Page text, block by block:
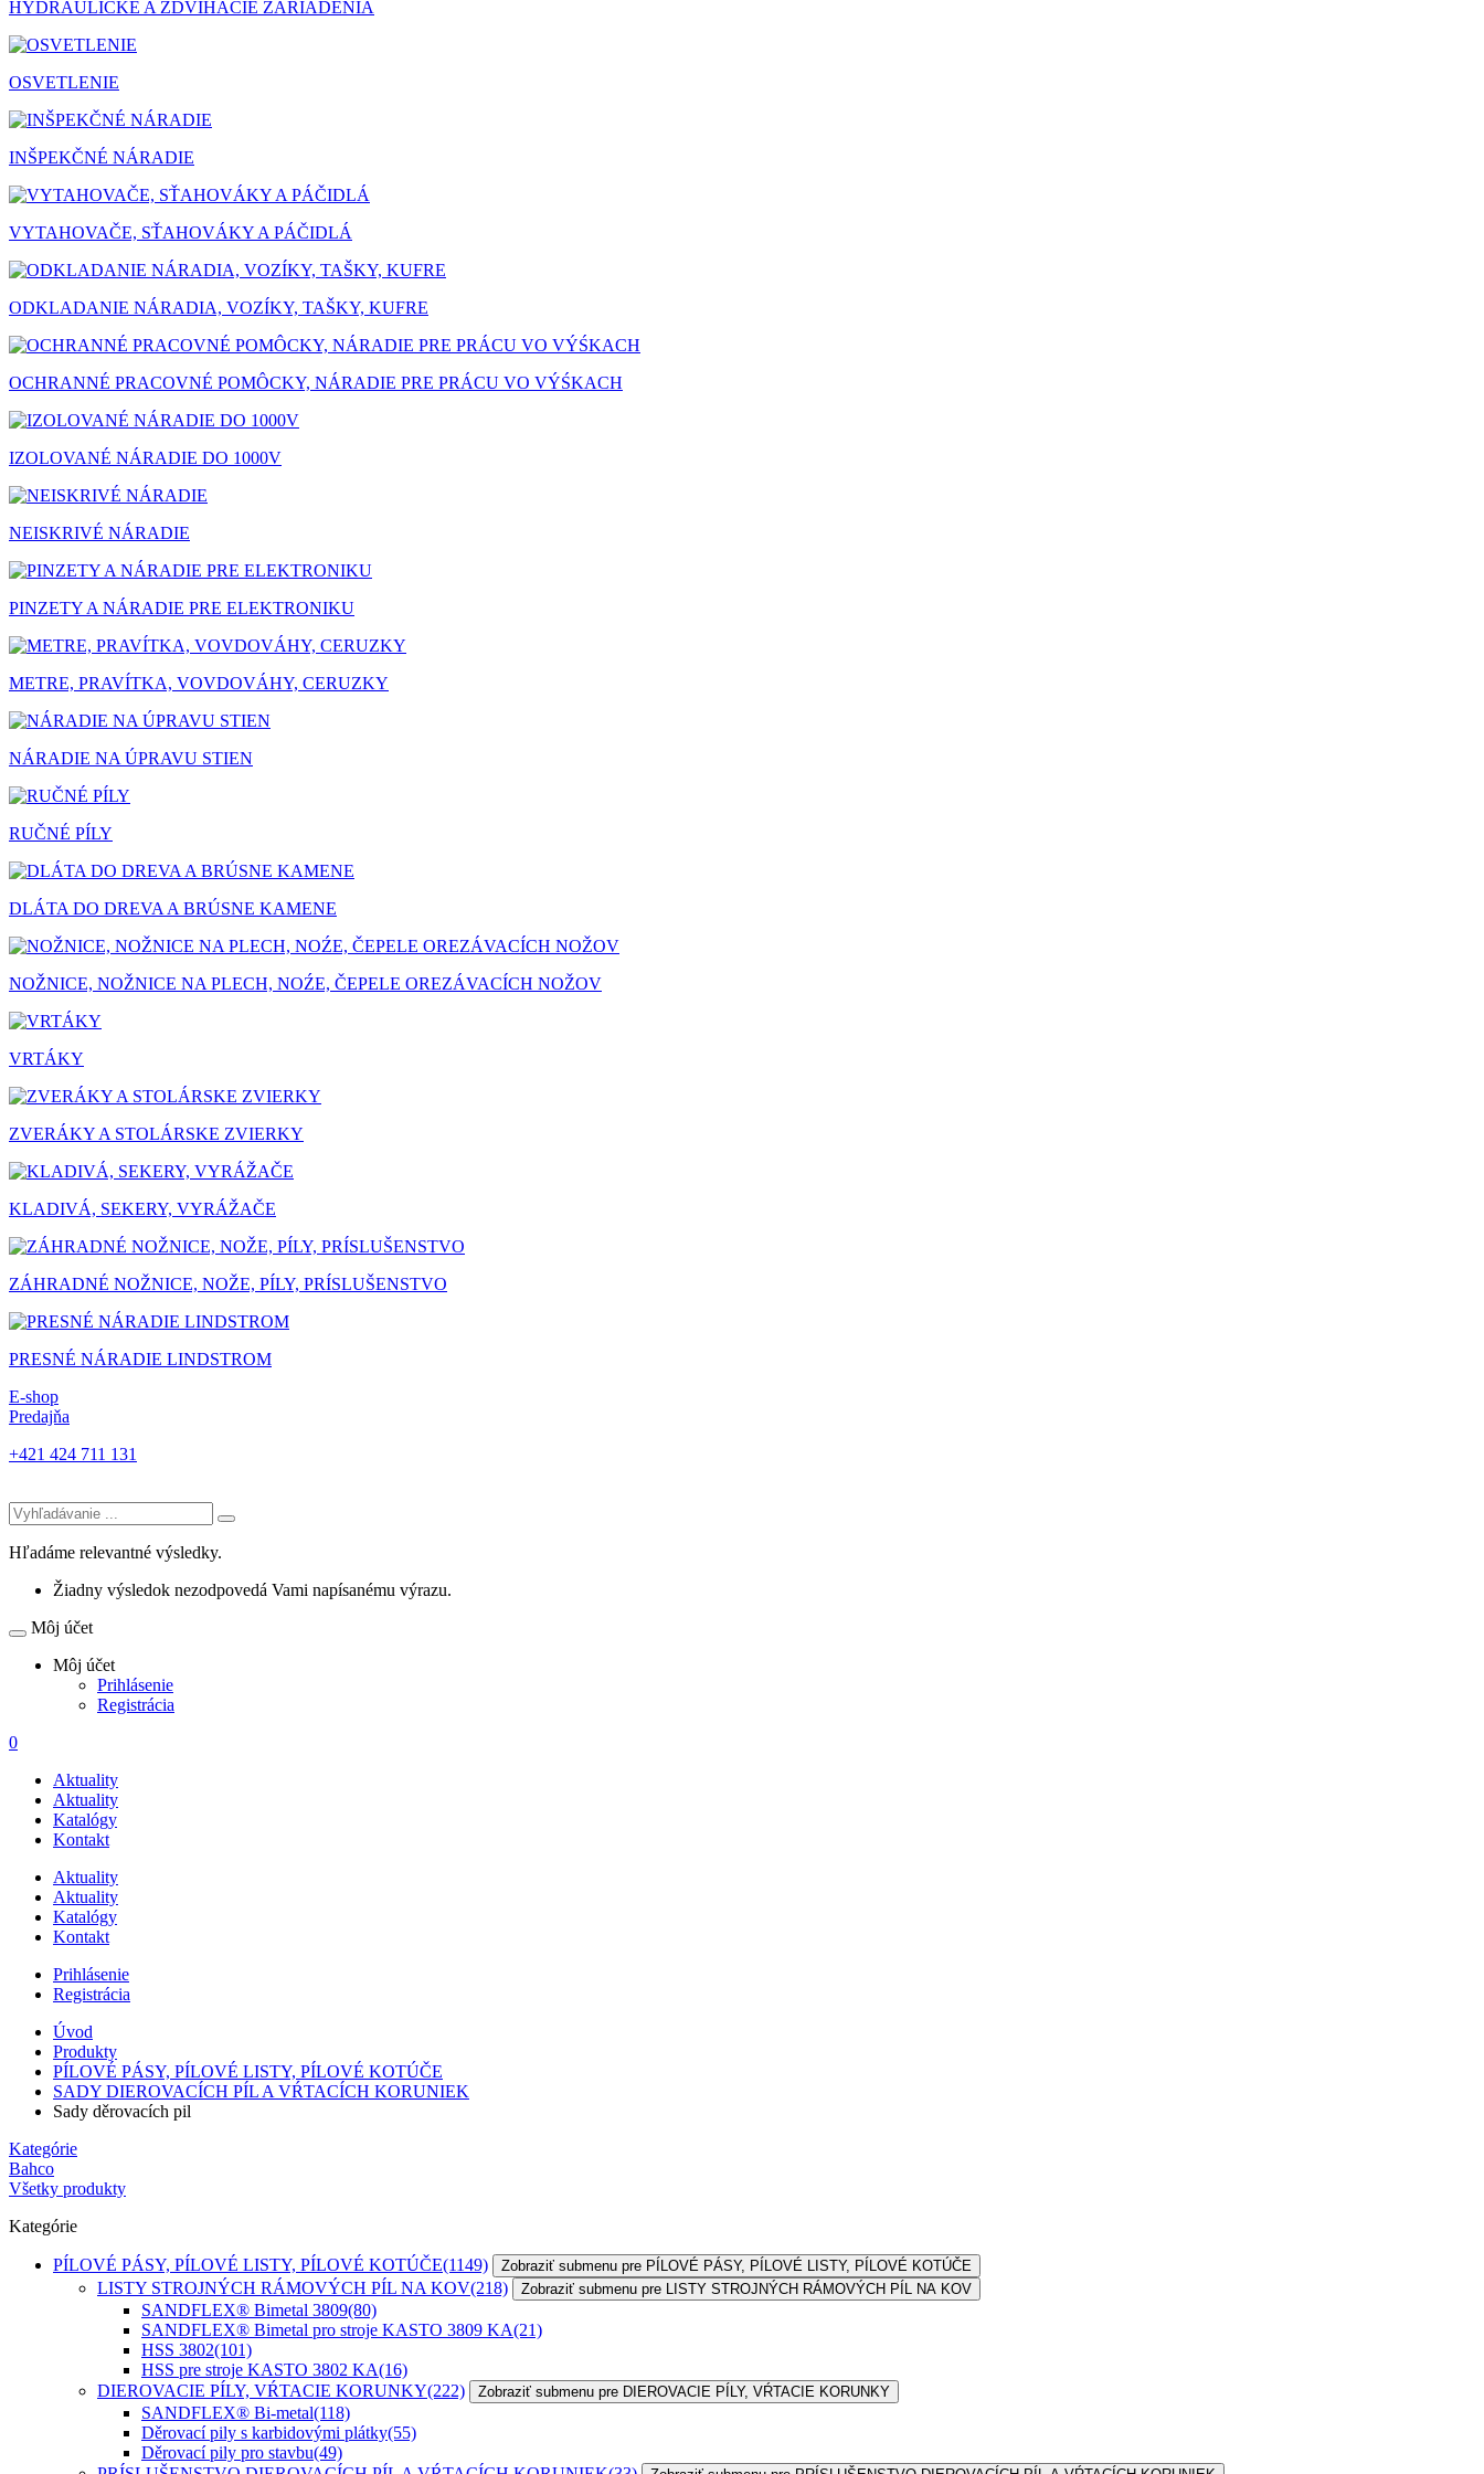
HYDRAULICKÉ A ZDVÍHACIE ZARIADENIA
OSVETLENIE
INŠPEKČNÉ NÁRADIE
VYTAHOVAČE, SŤAHOVÁKY A PÁČIDLÁ
ODKLADANIE NÁRADIA, VOZÍKY, TAŠKY, KUFRE
OCHRANNÉ PRACOVNÉ POMÔCKY, NÁRADIE PRE PRÁCU VO VÝŚKACH
IZOLOVANÉ NÁRADIE DO 1000V
NEISKRIVÉ NÁRADIE
PINZETY A NÁRADIE PRE ELEKTRONIKU
METRE, PRAVÍTKA, VOVDOVÁHY, CERUZKY
NÁRADIE NA ÚPRAVU STIEN
RUČNÉ PÍLY
DLÁTA DO DREVA A BRÚSNE KAMENE
NOŽNICE, NOŽNICE NA PLECH, NOŹE, ČEPELE OREZÁVACÍCH NOŽOV
VRTÁKY
ZVERÁKY A STOLÁRSKE ZVIERKY
KLADIVÁ, SEKERY, VYRÁŽAČE
ZÁHRADNÉ NOŽNICE, NOŽE, PÍLY, PRÍSLUŠENSTVO
PRESNÉ NÁRADIE LINDSTROM
E-shop
Predajňa
+421 424 711 131
Hľadáme relevantné výsledky.
Žiadny výsledok nezodpovedá Vami napísanému výrazu.
Môj účet
Môj účet
Prihlásenie
Registrácia
0
Aktuality
Aktuality
Katalógy
Kontakt
Aktuality
Aktuality
Katalógy
Kontakt
Prihlásenie
Registrácia
Úvod
Produkty
PÍLOVÉ PÁSY, PÍLOVÉ LISTY, PÍLOVÉ KOTÚČE
SADY DIEROVACÍCH PÍL A VŔTACÍCH KORUNIEK
Sady děrovacích pil
Kategórie
Bahco
Všetky produkty
Kategórie
PÍLOVÉ PÁSY, PÍLOVÉ LISTY, PÍLOVÉ KOTÚČE(1149) Zobraziť submenu pre PÍLOVÉ PÁSY, PÍLOVÉ LISTY, PÍLOVÉ KOTÚČE
LISTY STROJNÝCH RÁMOVÝCH PÍL NA KOV(218) Zobraziť submenu pre LISTY STROJNÝCH RÁMOVÝCH PÍL NA KOV
SANDFLEX® Bimetal 3809(80)
SANDFLEX® Bimetal pro stroje KASTO 3809 KA(21)
HSS 3802(101)
HSS pre stroje KASTO 3802 KA(16)
DIEROVACIE PÍLY, VŔTACIE KORUNKY(222) Zobraziť submenu pre DIEROVACIE PÍLY, VŔTACIE KORUNKY
SANDFLEX® Bi-metal(118)
Děrovací pily s karbidovými plátky(55)
Děrovací pily pro stavbu(49)